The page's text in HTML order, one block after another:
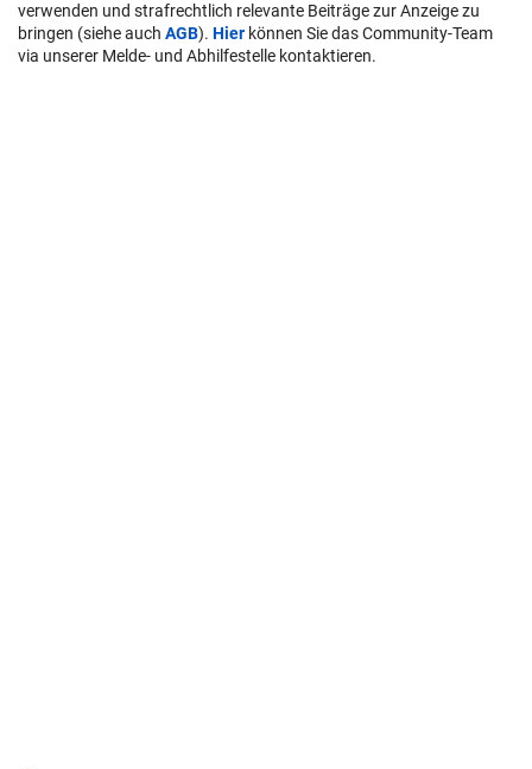
verwenden und strafrechtlich relevante Beiträge zur Anzeige zu
bringen (siehe auch AGB). Hier können Sie das Community-Team
via unserer Melde- und Abhilfestelle kontaktieren.